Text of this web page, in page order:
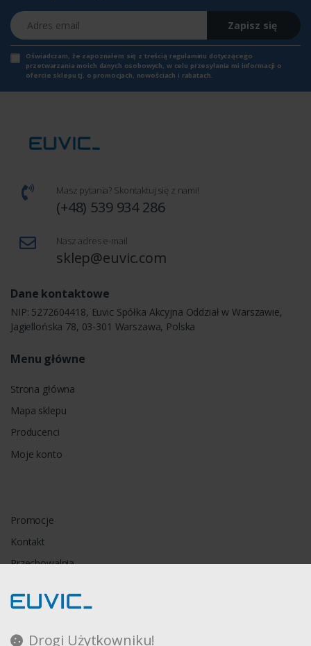
Drogi Użytkowniku!
Adres email
Zapisz się
Oświadczam, że zapoznałem się z treścią regulaminu dotyczącego
przetwarzania moich danych osobowych, w celu przesyłania mi informacji o
ofercie sklepu tj. o promocjach, nowościach i rabatach.
Masz pytania? Skontaktuj się z nami!
(+48) 539 934 286
Nasz adres e-mail
sklep@euvic.com
Dane kontaktowe
NIP: 5272604418, Euvic Spółka Akcyjna Oddział w Warszawie,
Jagiellońska 78, 03-301 Warszawa, Polska
Menu główne
Strona główna
Mapa sklepu
Producenci
Moje konto
Promocje
Kontakt
Przechowalnia